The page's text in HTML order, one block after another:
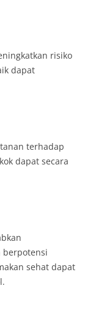
risiko
dapat
terhadap
dapat secara
berpotensi
sehat dapat